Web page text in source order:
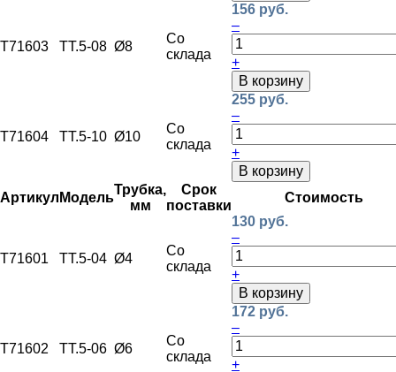
T71603 ТТ.5-08 Ø8
Со
склада
156 руб.
–
+
В корзину
T71604 ТТ.5-10 Ø10
Со
склада
255 руб.
–
+
В корзину
Артикул Модель
Трубка,
мм
Срок
поставки
Стоимость
T71601 ТТ.5-04 Ø4
Со
склада
130 руб.
–
+
В корзину
T71602 ТТ.5-06 Ø6
Со
склада
172 руб.
–
+